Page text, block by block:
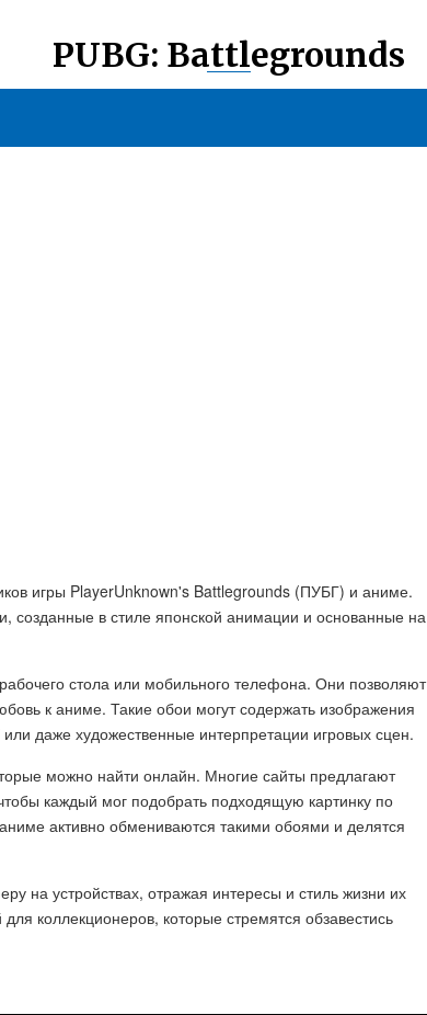
PUBG: Battlegrounds
игры PlayerUnknown's Battlegrounds (ПУБГ) и аниме.
созданные в стиле японской анимации и основанные на
стола или мобильного телефона. Они позволяют
к аниме. Такие обои могут содержать изображения
даже художественные интерпретации игровых сцен.
можно найти онлайн. Многие сайты предлагают
каждый мог подобрать подходящую картинку по
активно обмениваются такими обоями и делятся
на устройствах, отражая интересы и стиль жизни их
коллекционеров, которые стремятся обзавестись